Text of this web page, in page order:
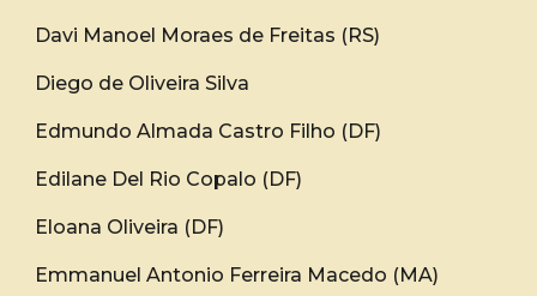
Davi Manoel Moraes de Freitas (RS)
Diego de Oliveira Silva
Edmundo Almada Castro Filho (DF)
Edilane Del Rio Copalo (DF)
Eloana Oliveira (DF)
Emmanuel Antonio Ferreira Macedo (MA)